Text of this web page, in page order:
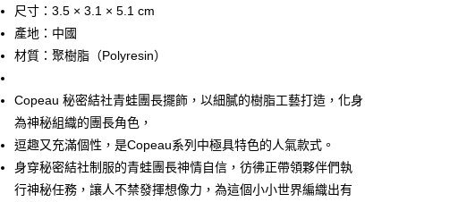
合作金庫商業銀行
華南商業銀行
國泰世華商業銀行
匯豐（台灣）商業銀行
華泰商業銀行
聯邦商業銀行
元大商業銀行
永豐商業銀行
台新國際商業銀行
中國信託商業銀行
台灣樂天信用卡公司
超商取貨付款
Apple Pay
街口支付
悠遊付
Google Pay
尺寸：3.5 × 3.1 × 5.1 cm
產地：中國
材質：聚樹脂（Polyresin）
Copeau 秘密結社青蛙團長擺飾，以細膩的樹脂工藝打造，化身
為神秘組織的團長角色，
逗趣又充滿個性，是Copeau系列中極具特色的人氣款式。
身穿秘密結社制服的青蛙團長神情自信，彷彿正帶領夥伴們執
行神秘任務，讓人不禁發揮想像力，為這個小小世界編織出有